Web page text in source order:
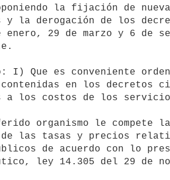
la fijación de
y la derogación de los
enero, 29 de marzo y 6 de
en los decretos
a los costos de los
organismo le compete
de las tasas y precios
de acuerdo con lo
ley 14.305 del 29 de